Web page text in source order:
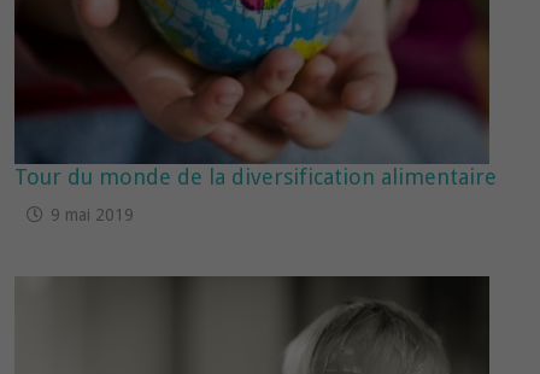
Tour du monde de la diversification alimentaire
9 mai 2019